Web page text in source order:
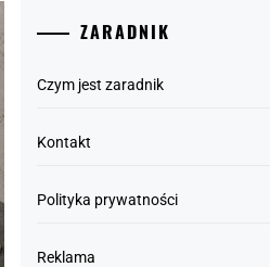
ZARADNIK
Czym jest zaradnik
Kontakt
Polityka prywatności
Reklama